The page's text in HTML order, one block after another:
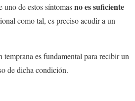
uno de estos síntomasno es suficiente
como tal, es preciso acudir a un
temprana es fundamental para recibir un
de dicha condición.